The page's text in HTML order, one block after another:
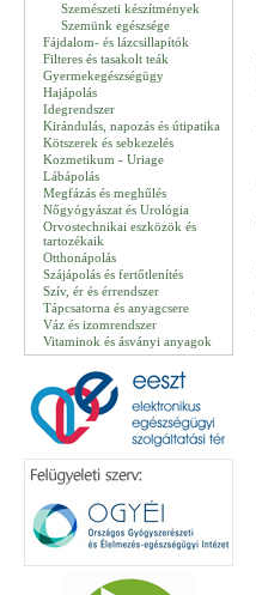
Szemészeti készítmények
Szemünk egészsége
Fájdalom- és lázcsillapítók
Filteres és tasakolt teák
Gyermekegészségügy
Hajápolás
Idegrendszer
Kirándulás, napozás és útipatika
Kötszerek és sebkezelés
Kozmetikum - Uriage
Lábápolás
Megfázás és meghűlés
Nőgyógyászat és Urológia
Orvostechnikai eszközök és
tartozékaik
Otthonápolás
Szájápolás és fertőtlenítés
Szív, ér és érrendszer
Tápcsatorna és anyagcsere
Váz és izomrendszer
Vitaminok és ásványi anyagok